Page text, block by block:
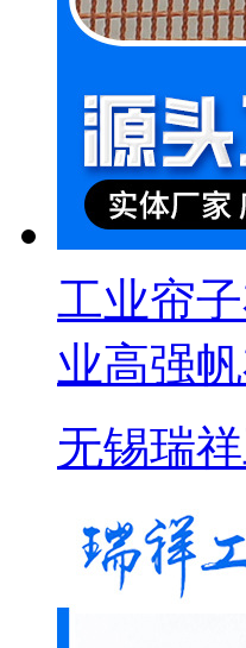
工业帘
业高强
无锡瑞